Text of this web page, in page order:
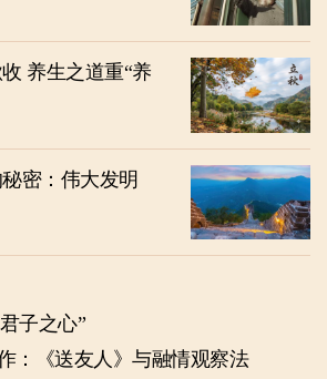
养生之道重“养
密：伟大发明
子之心”
：《送友人》与融情观察法